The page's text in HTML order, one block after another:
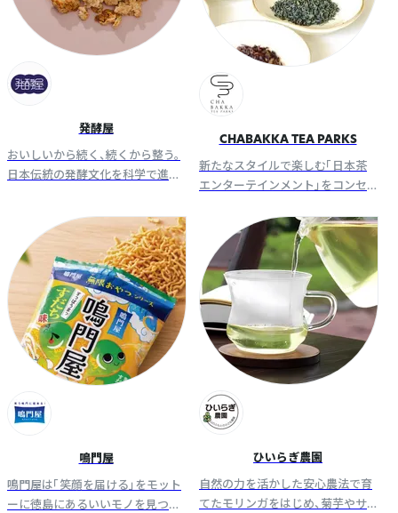
発酵屋
おいしいから続く、続くから整う。
日本伝統の発酵文化を科学で進
活かし、伝統を守りながら美味し
く健康的な発酵食品を次世代へお
届け。
CHABAKKA TEA PARKS
新たなスタイルで楽しむ「日本茶
エンターテインメント」をコンセ
STORE型の日本茶セレクトショッ
鳴門屋
鳴門屋は「笑顔を届ける」をモット
ーに徳島にあるいいモノを見つ
ひいらぎ農園
自然の力を活かした安心農法で育
てたモリンガをはじめ、菊芋やサ